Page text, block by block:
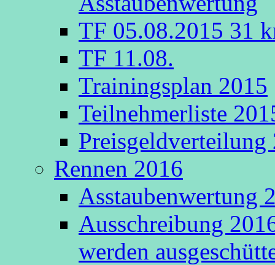
TF 05.08.2015 31
TF 11.08.
Trainingsplan 2015
Teilnehmerliste
Preisgeldverteilung
Rennen 2016
Asstaubenwertung
Ausschreibung
werden